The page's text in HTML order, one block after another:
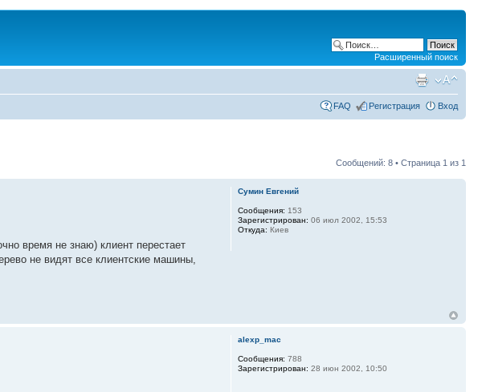
Расширенный поиск
FAQ Регистрация Вход
Сообщений: 8 • Страница 1 из 1
время не знаю) клиент перестает
не видят все клиентские машины,
Сумин Евгений
Сообщения: 153
Зарегистрирован: 06 июл 2002, 15:53
Откуда: Киев
alexp_mac
Сообщения: 788
Зарегистрирован: 28 июн 2002, 10:50